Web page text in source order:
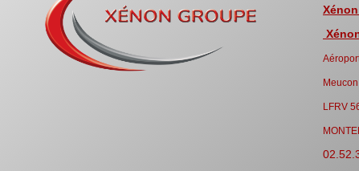
Meucon
LFRV